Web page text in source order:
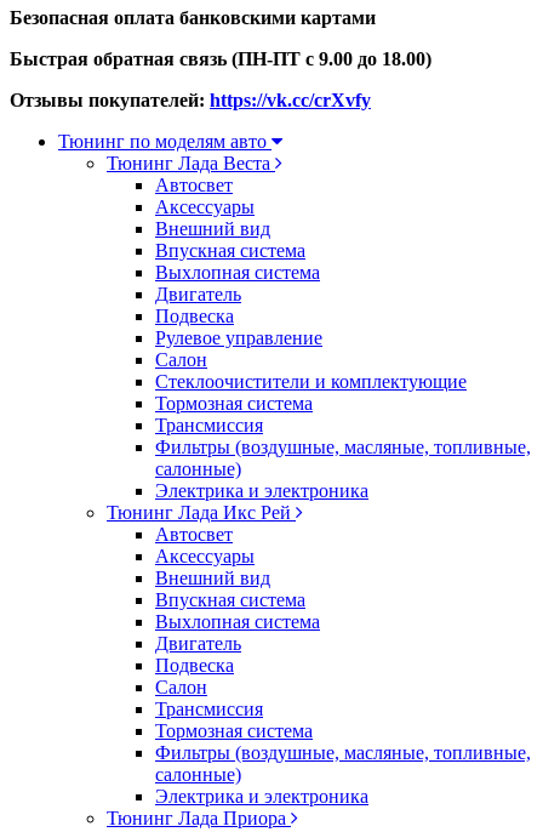
Безопасная оплата банковскими картами
Быстрая обратная связь (ПН-ПТ с 9.00 до 18.00)
Отзывы покупателей: https://vk.cc/crXvfy
Тюнинг по моделям авто
Тюнинг Лада Веста
Автосвет
Аксессуары
Внешний вид
Впускная система
Выхлопная система
Двигатель
Подвеска
Рулевое управление
Салон
Стеклоочистители и комплектующие
Тормозная система
Трансмиссия
Фильтры (воздушные, масляные, топливные,
салонные)
Электрика и электроника
Тюнинг Лада Икс Рей
Автосвет
Аксессуары
Внешний вид
Впускная система
Выхлопная система
Двигатель
Подвеска
Салон
Трансмиссия
Тормозная система
Фильтры (воздушные, масляные, топливные,
салонные)
Электрика и электроника
Тюнинг Лада Приора